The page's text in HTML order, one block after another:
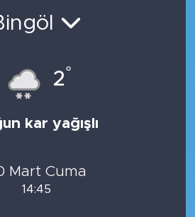
2°
kar yağışlı
Mart Cuma
14:45